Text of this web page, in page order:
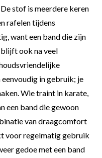
stof is meerdere keren
rafelen tijdens
want een band die zijn
ook na veel
in gebruik; je
Wie traint in karate,
een band die gewoon
van draagcomfort
voor regelmatig gebruik
gedoe met een band